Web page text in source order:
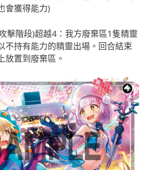
會獲得能力)
擊階段)超越4：我方廢棄區1隻精靈
不持有能力的精靈出場。回合結束
放置到廢棄區。